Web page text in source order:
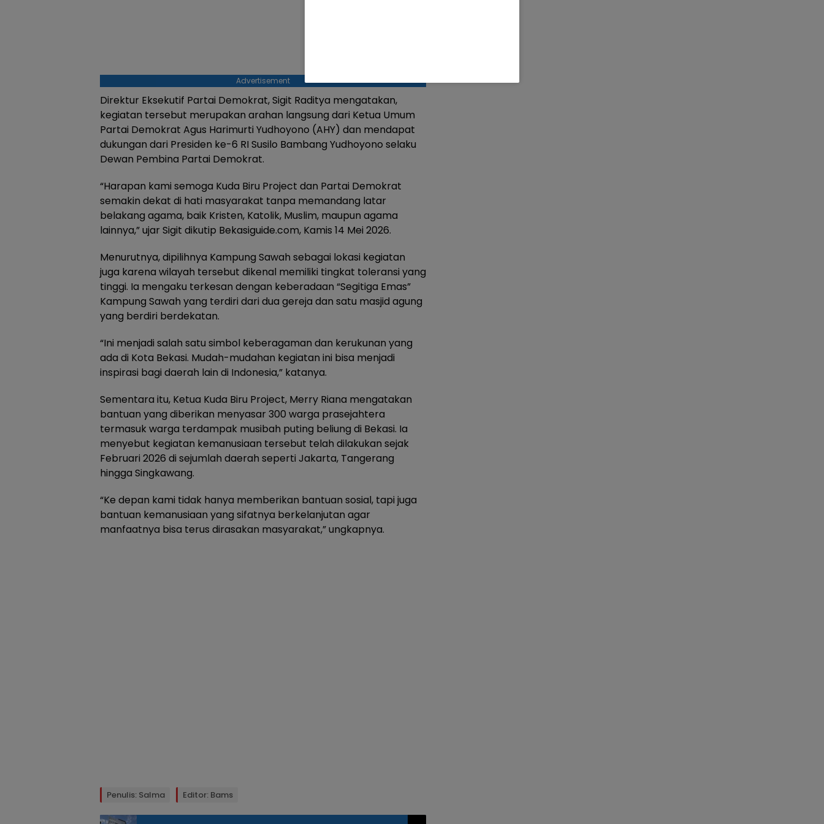
Advertisement
Direktur Eksekutif Partai Demokrat, Sigit Raditya mengatakan,
kegiatan tersebut merupakan arahan langsung dari Ketua Umum
Partai Demokrat Agus Harimurti Yudhoyono (AHY) dan mendapat
dukungan dari Presiden ke-6 RI Susilo Bambang Yudhoyono selaku
Dewan Pembina Partai Demokrat.
“Harapan kami semoga Kuda Biru Project dan Partai Demokrat
semakin dekat di hati masyarakat tanpa memandang latar
belakang agama, baik Kristen, Katolik, Muslim, maupun agama
lainnya,” ujar Sigit dikutip Bekasiguide.com, Kamis 14 Mei 2026.
Menurutnya, dipilihnya Kampung Sawah sebagai lokasi kegiatan
juga karena wilayah tersebut dikenal memiliki tingkat toleransi yang
tinggi. Ia mengaku terkesan dengan keberadaan “Segitiga Emas”
Kampung Sawah yang terdiri dari dua gereja dan satu masjid agung
yang berdiri berdekatan.
“Ini menjadi salah satu simbol keberagaman dan kerukunan yang
ada di Kota Bekasi. Mudah-mudahan kegiatan ini bisa menjadi
inspirasi bagi daerah lain di Indonesia,” katanya.
Sementara itu, Ketua Kuda Biru Project, Merry Riana mengatakan
bantuan yang diberikan menyasar 300 warga prasejahtera
termasuk warga terdampak musibah puting beliung di Bekasi. Ia
menyebut kegiatan kemanusiaan tersebut telah dilakukan sejak
Februari 2026 di sejumlah daerah seperti Jakarta, Tangerang
hingga Singkawang.
“Ke depan kami tidak hanya memberikan bantuan sosial, tapi juga
bantuan kemanusiaan yang sifatnya berkelanjutan agar
manfaatnya bisa terus dirasakan masyarakat,” ungkapnya.
Penulis: Salma Editor: Bams